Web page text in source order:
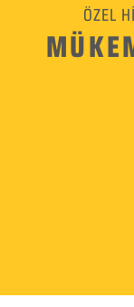
ÖZEL